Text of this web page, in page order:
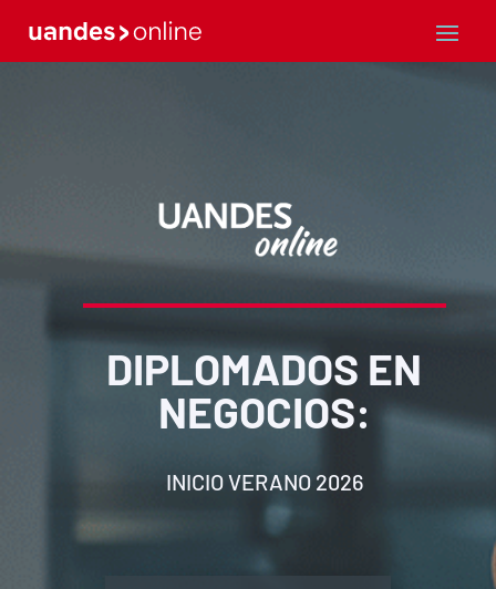
DIPLOMADOS EN
NEGOCIOS:
INICIO VERANO 2026